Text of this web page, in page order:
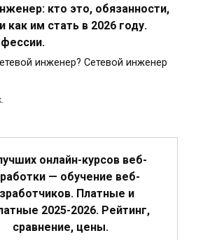
кто это, обязанности,
как им стать в 2026 году.
инженер? Сетевой инженер
онлайн-курсов веб-
— обучение веб-
Платные и
2025-2026. Рейтинг,
сравнение, цены.